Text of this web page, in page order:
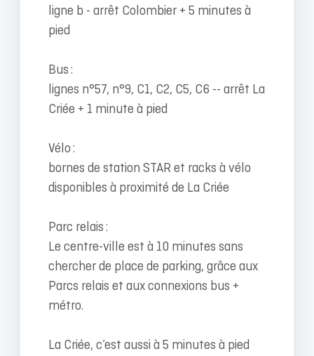
ligne b - arrêt Colombier + 5 minutes à
pied
Bus :
lignes n°57, n°9, C1, C2, C5, C6 -- arrêt La
Criée + 1 minute à pied
Vélo :
bornes de station STAR et racks à vélo
disponibles à proximité de La Criée
Parc relais :
Le centre-ville est à 10 minutes sans
chercher de place de parking, grâce aux
Parcs relais et aux connexions bus +
métro.
La Criée, c’est aussi à 5 minutes à pied